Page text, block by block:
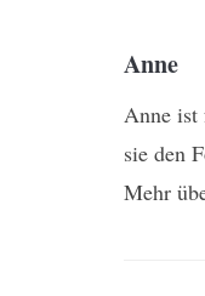
Anne
Anne ist
sie den
Mehr